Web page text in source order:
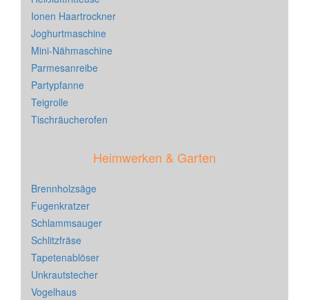
Ionen Haartrockner
Joghurtmaschine
Mini-Nähmaschine
Parmesanreibe
Partypfanne
Teigrolle
Tischräucherofen
Heimwerken & Garten
Brennholzsäge
Fugenkratzer
Schlammsauger
Schlitzfräse
Tapetenablöser
Unkrautstecher
Vogelhaus